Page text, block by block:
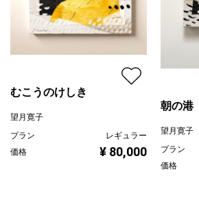
むこうのけしき
望月寛子
プラン
レギュラー
価格
¥ 80,000
朝の港
望月寛子
プラン
価格